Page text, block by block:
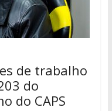
de trabalho
do
do CAPS